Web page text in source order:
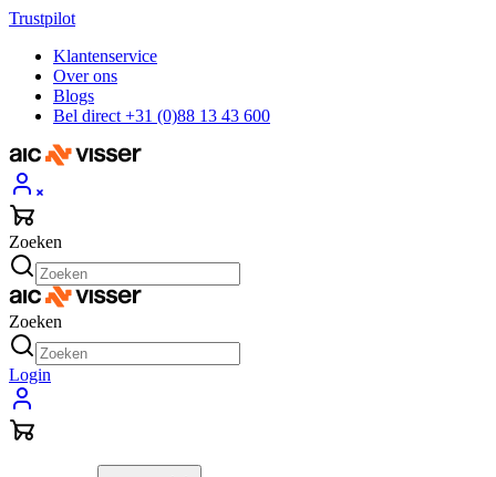
Trustpilot
Klantenservice
Over ons
Blogs
Bel direct +31 (0)88 13 43 600
Zoeken
Zoeken
Login